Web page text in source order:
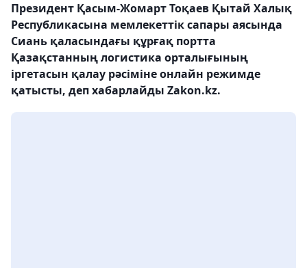
Президент Қасым-Жомарт Тоқаев Қытай Халық
Республикасына мемлекеттік сапары аясында
Сиань қаласындағы құрғақ портта
Қазақстанның логистика орталығының
іргетасын қалау рәсіміне онлайн режимде
қатысты, деп хабарлайды Zakon.kz.